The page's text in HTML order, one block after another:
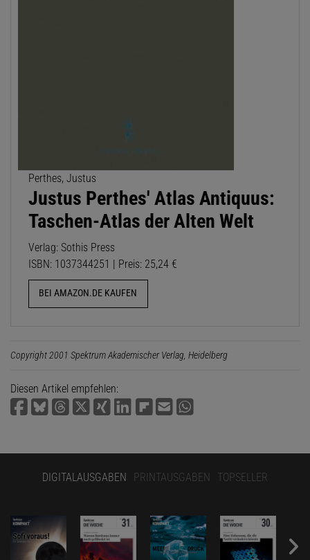
Perthes, Justus
Justus Perthes' Atlas Antiquus:
Taschen-Atlas der Alten Welt
Verlag: Sothis Press
ISBN: 1037344251 | Preis: 25,24 €
BEI AMAZON.DE KAUFEN
Copyright 2001 Spektrum Akademischer Verlag, Heidelberg
Diesen Artikel empfehlen:
DIGITALAUSGABEN PRINTAUSGABEN TOPSELLER